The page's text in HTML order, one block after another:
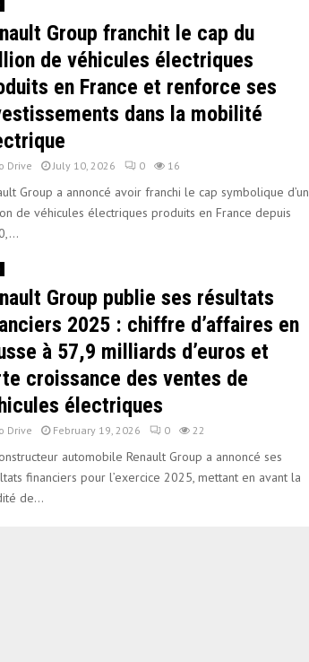
Group franchit le cap du
de véhicules électriques
en France et renforce ses
dans la mobilité
Drive July 10, 2026 0 16
Group a annoncé avoir franchi le cap symbolique d’un
de véhicules électriques produits en France depuis
Group publie ses résultats
2025 : chiffre d’affaires en
à 57,9 milliards d’euros et
croissance des ventes de
électriques
Drive February 19, 2026 0 22
automobile Renault Group a annoncé ses
financiers pour l’exercice 2025, mettant en avant la
de...